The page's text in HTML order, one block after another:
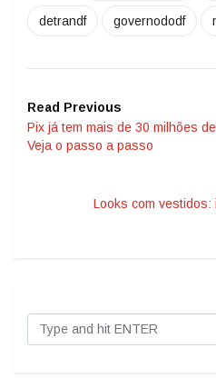
detrandf governododf
Read Previous
Pix já tem mais de 30 milhões
Veja o passo a passo
Looks com